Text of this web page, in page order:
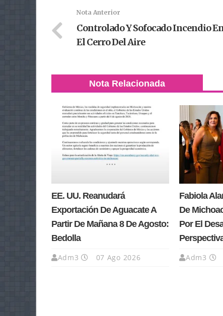
Nota Anterior
Controlado Y Sofocado Incendio
El Cerro Del Aire
Nota Relacionada
EE. UU. Reanudará
Exportación De Aguacate A
Partir De Mañana 8 De Agosto:
Bedolla
Adm3 07 Ago 2026
Fabiola
De
Por El
Adm3